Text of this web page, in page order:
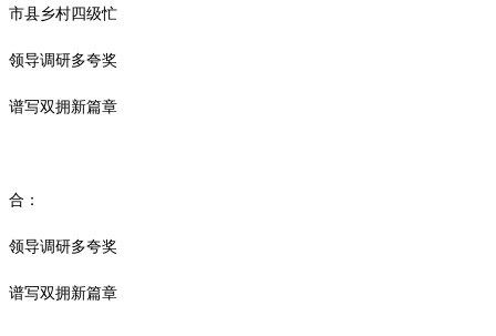
市县乡村四级忙
领导调研多夸奖
谱写双拥新篇章
合：
领导调研多夸奖
谱写双拥新篇章